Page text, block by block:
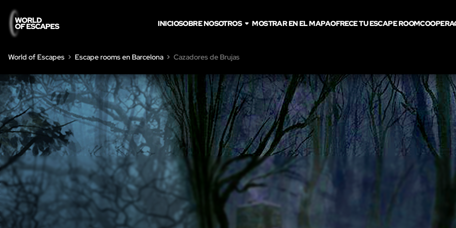
INICIOSOBRE NOSOTROS MOSTRAR EN EL MAPAOFRECE TU ESCAPE ROOM
World of Escapes Escape rooms en Barcelona Cazadores de Brujas